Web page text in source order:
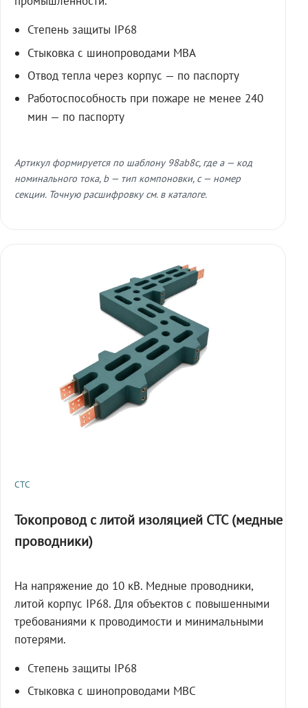
Степень защиты IP68
Стыковка с шинопроводами МВА
Отвод тепла через корпус — по паспорту
Работоспособность при пожаре не менее 240
мин — по паспорту
Артикул формируется по шаблону 98ab8c, где a — код
номинального тока, b — тип компоновки, c — номер
секции. Точную расшифровку см. в каталоге.
СТС
Токопровод с литой изоляцией СТС (медные
проводники)
На напряжение до 10 кВ. Медные проводники,
литой корпус IP68. Для объектов с повышенными
требованиями к проводимости и минимальными
потерями.
Степень защиты IP68
Стыковка с шинопроводами МВС